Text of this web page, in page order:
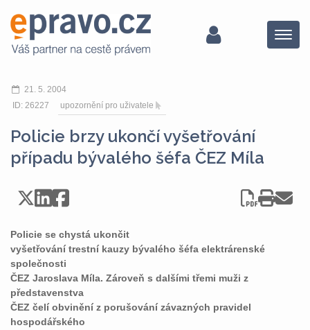
Menu
21. 5. 2004
ID: 26227
upozornění pro uživatele
Policie brzy ukončí vyšetřování
případu bývalého šéfa ČEZ Míla
Policie se chystá ukončit
vyšetřování trestní kauzy bývalého šéfa elektrárenské
společnosti
ČEZ Jaroslava Míla. Zároveň s dalšími třemi muži z
představenstva
ČEZ čelí obvinění z porušování závazných pravidel
hospodářského